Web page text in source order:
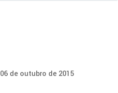
06 de outubro de 2015